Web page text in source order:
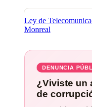
Ley de
Monreal
DENUNCIA
¿Viviste un
de